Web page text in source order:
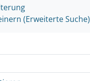
(Erweiterte Suche)